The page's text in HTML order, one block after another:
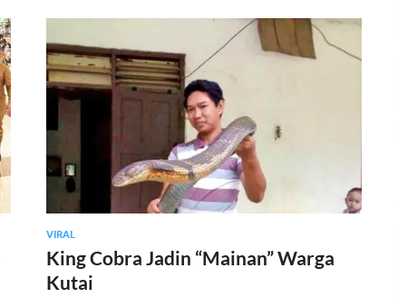
VIRAL
King Cobra Jadin “Mainan” Warga
Kutai